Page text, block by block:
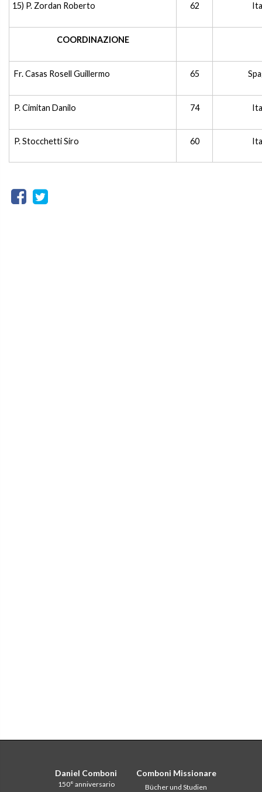
15) P. Zordan Roberto 62
COORDINAZIONE
Fr. Casas Rosell Guillermo 65
P. Cimitan Danilo 74
P. Stocchetti Siro 60
Daniel Comboni
150° anniversario
Comboni Missionare
Bücher und Studien